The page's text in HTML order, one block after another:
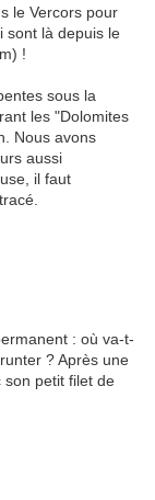
le Vercors pour
sont là depuis le
!
sous la
les "Dolomites
Nous avons
aussi
il faut
: où va-t-
? Après une
son petit filet de